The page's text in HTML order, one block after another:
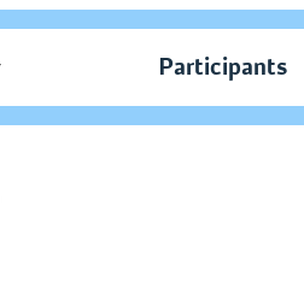
Participants